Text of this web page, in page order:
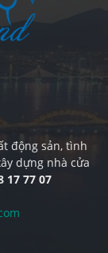
động sản, tình
dựng nhà cửa
17 77 07